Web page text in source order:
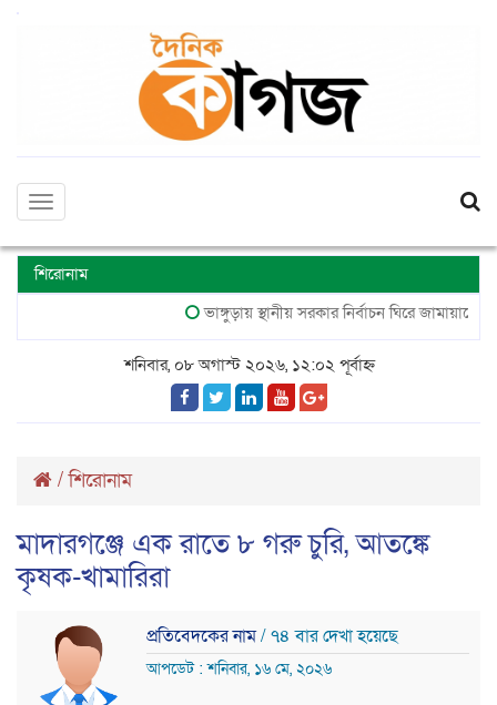
Toggle
শিরোনাম
ভাঙ্গুড়ায় স্থানীয় সরকার নির্বাচন ঘিরে জামায়াতের
শনিবার, ০৮ অগাস্ট ২০২৬, ১২:০২ পূর্বাহ্ন
/শিরোনাম
মাদারগঞ্জে এক রাতে ৮ গরু চুরি, আতঙ্কে
কৃষক-খামারিরা
প্রতিবেদকের নাম/ ৭৪ বার দেখা হয়েছে
আপডেট : শনিবার, ১৬ মে, ২০২৬